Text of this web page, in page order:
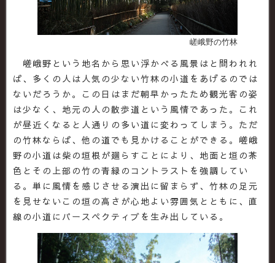
嵯峨野の竹林
嵯峨野という地名から思い浮かべる風景はと問われれ
ば、多くの人は人気の少ない竹林の小道をあげるのでは
ないだろうか。この日はまだ朝早かったため観光客の姿
は少なく、地元の人の散歩道という風情であった。これ
が昼近くなると人通りの多い道に変わってしまう。ただ
の竹林ならば、他の道でも見かけることができる。嵯峨
野の小道は柴の垣根が廻らすことにより、地面と垣の茶
色とその上部の竹の青緑のコントラストを強調してい
る。単に風情を感じさせる演出に留まらず、竹林の足元
を見せないこの垣の高さが心地よい雰囲気とともに、直
線の小道にパースペクティブを生み出している。